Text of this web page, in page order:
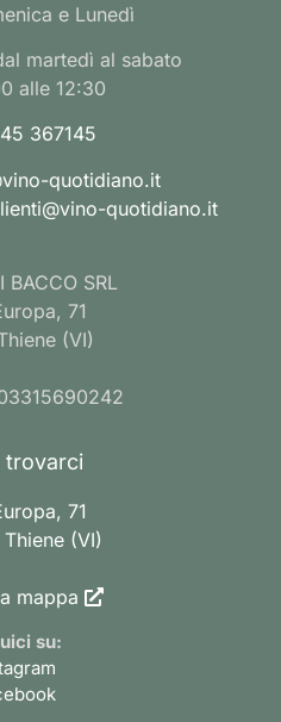
e Lunedì
martedì al sabato
alle 12:30
367145
quotidiano.it
quotidiano.it
BACCO SRL
71
(VI)
trovarci
71
(VI)
mappa
su: